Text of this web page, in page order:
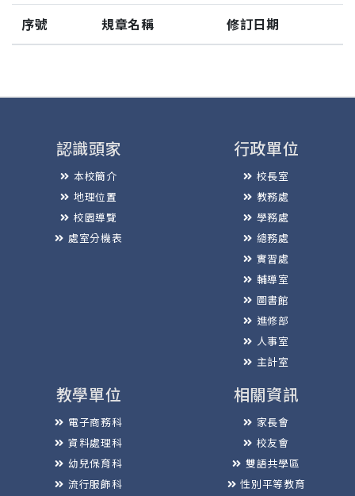
序號 規章名稱 修訂日期
認識頭家
本校簡介
地理位置
校園導覽
處室分機表
行政單位
校長室
教務處
學務處
總務處
實習處
輔導室
圖書館
進修部
人事室
主計室
教學單位
電子商務科
資料處理科
幼兒保育科
流行服飾科
相關資訊
家長會
校友會
雙語共學區
性別平等教育